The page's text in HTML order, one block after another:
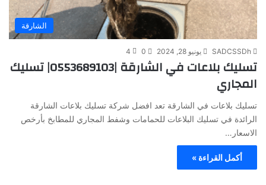
الشارقة
SADCSSDh يونيو 28, 2024 0
4
تسليك بلاعات في الشارقة |0553689103| تسليك
المجاري
تسليك بلاعات في الشارقة تعد افضل شركة تسليك بلاعات الشارقة
الرائدة في تسليك البلاعات للحمامات وشفط المجاري للمطابخ بأرخص
الاسعار…
أكمل القراءة »